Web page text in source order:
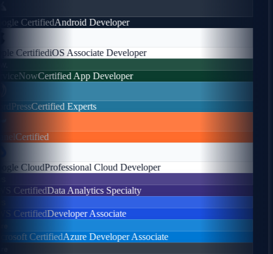
CertifiedAndroid Developer
CertifiediOS Associate Developer
Certified App Developer
Certified Experts
Certified
CloudProfessional Cloud Developer
CertifiedData Analytics Specialty
CertifiedDeveloper Associate
CertifiedAzure Developer Associate